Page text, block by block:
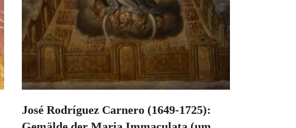
José Rodríguez Carnero (1649-1725):